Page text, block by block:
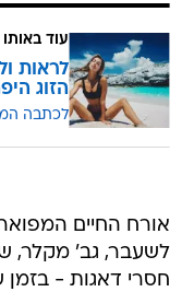
עוד
לראות
הזוג
לכתבה
אורח החיים
לשעבר, גב' מקלר,
חסרי דאגות -